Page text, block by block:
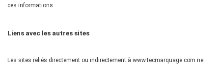
ces informations.
Liens avec les autres sites
Les sites reliés directement ou indirectement à www.tecmarquage.com ne